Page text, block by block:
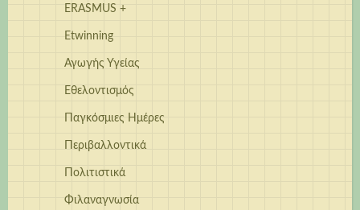
ERASMUS +
Etwinning
Αγωγής Υγείας
Εθελοντισμός
Παγκόσμιες Ημέρες
Περιβαλλοντικά
Πολιτιστικά
Φιλαναγνωσία